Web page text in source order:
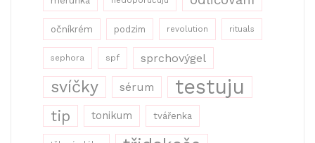
očníkrém podzim revolution rituals
sephora spf sprchovýgel
svíčky sérum testuju
tip tonikum tvářenka